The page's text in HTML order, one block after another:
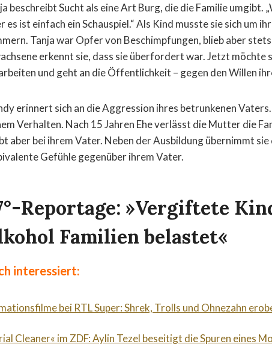
beschreibt Sucht als eine Art Burg, die die Familie umgibt.
es ist einfach ein Schauspiel.“ Als Kind musste sie sich um
Tanja war Opfer von Beschimpfungen, blieb aber
erkennt sie, dass sie überfordert war. Jetzt möchte
und geht an die Öffentlichkeit – gegen den Willen
erinnert sich an die Aggression ihres betrunkenen
Verhalten. Nach 15 Jahren Ehe verlässt die Mutter die
aber bei ihrem Vater. Neben der Ausbildung übernimmt
Gefühle gegenüber ihrem Vater.
Reportage: »Vergiftete
Familien belastet«
interessiert:
bei RTL Super: Shrek, Trolls und Ohnezahn
Cleaner« im ZDF: Aylin Tezel beseitigt die Spuren eines